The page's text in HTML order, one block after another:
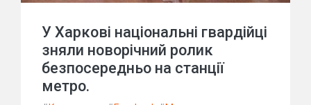
У Харкові національні гвардійці
зняли новорічний ролик
безпосередньо на станції
метро.